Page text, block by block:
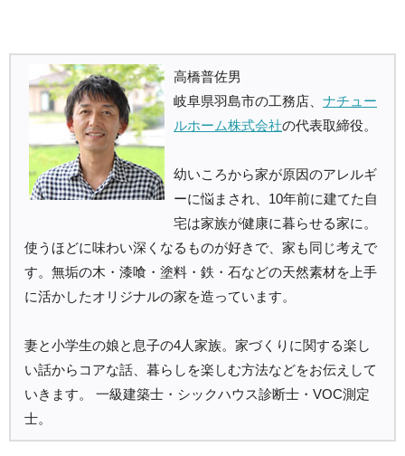
高橋普佐男
岐阜県羽島市の工務店、 ナチュー
ルホーム株式会社の代表取締役。
幼いころから家が原因のアレルギ
ーに悩まされ、10年前に建てた自
宅は家族が健康に暮らせる家に。
使うほどに味わい深くなるものが好きで、家も同じ考えで
す。無垢の木・漆喰・塗料・鉄・石などの天然素材を上手
に活かしたオリジナルの家を造っています。
妻と小学生の娘と息子の4人家族。家づくりに関する楽し
い話からコアな話、暮らしを楽しむ方法などをお伝えして
いきます。 一級建築士・シックハウス診断士・VOC測定
士。